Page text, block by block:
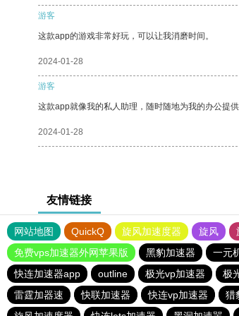
游客
这款app的游戏非常好玩，可以让我消磨时间。
2024-01-28
游客
这款app就像我的私人助理，随时随地为我的办公提
2024-01-28
友情链接
网站地图 QuickQ 旋风加速度器 旋风
免费vps加速器外网苹果版
黑豹加速器 一元
快连加速器app
outline 极光vp加速器 极
雷霆加器速
快联加速器 快连vp加速器 猎